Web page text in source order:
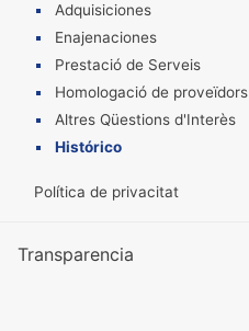
Adquisiciones
Enajenaciones
Prestació de Serveis
Homologació de proveïdors
Altres Qüestions d'Interès
Histórico
Política de privacitat
Transparencia